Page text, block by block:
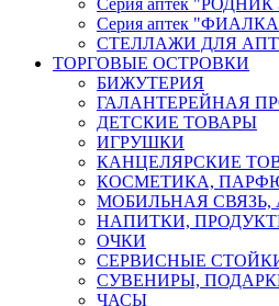
Серия аптек
СТЕЛЛАЖИ ДЛЯ
ТОРГОВЫЕ ОСТРОВКИ
БИЖУТЕРИЯ
ГАЛАНТЕРЕЙНАЯ
ДЕТСКИЕ ТОВАРЫ
ИГРУШКИ
КАНЦЕЛЯРСКИЕ
КОСМЕТИКА,
МОБИЛЬНАЯ СВЯЗЬ,
НАПИТКИ,
ОЧКИ
СЕРВИСНЫЕ
СУВЕНИРЫ,
ЧАСЫ